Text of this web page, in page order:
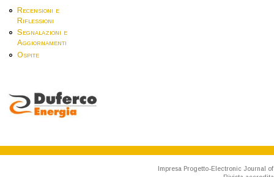
Recensioni e
Riflessioni
Segnalazioni e
Aggiornamenti
Ospite
Impresa Progetto-Electronic Journal